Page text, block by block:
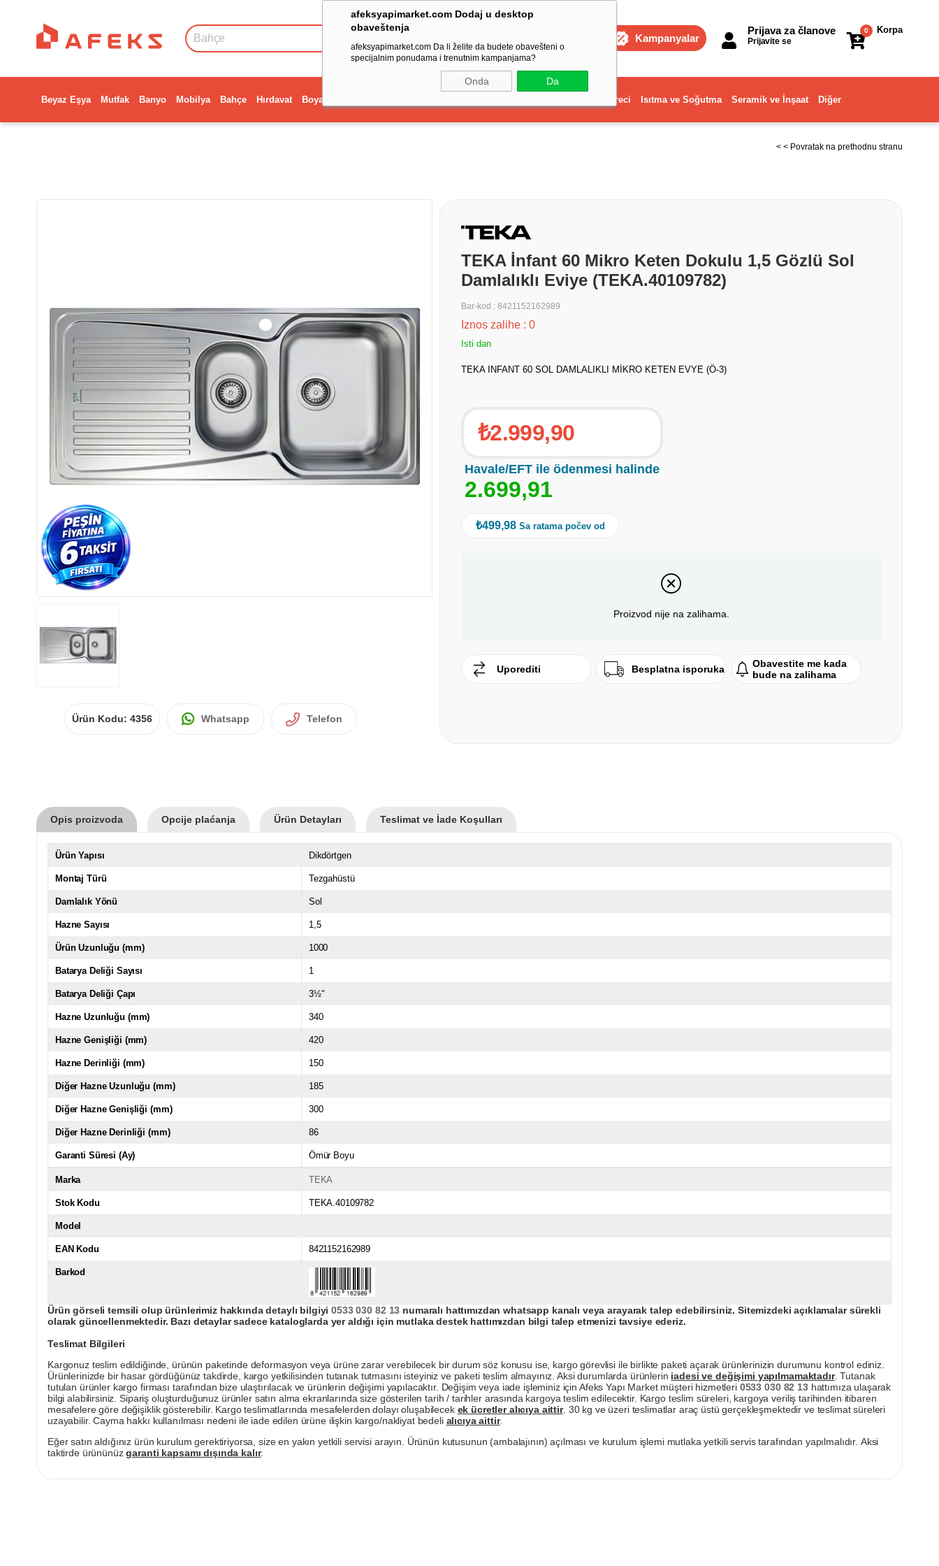
afeksyapimarket.com Dodaj u desktop
obaveštenja
afeksyapimarket.com Da li želite da budete obavešteni o
specijalnim ponudama i trenutnim kampanjama?
Onda Da
Kampanyalar
Korpa
0
Prijava za članove
Prijavite se
Beyaz Eşya Mutfak Banyo Mobilya Bahçe Hırdavat Boya Dekorasyon ve Ev Gereci Isıtma ve Soğutma Seramik ve İnşaat Diğer
< < Povratak na prethodnu stranu
Ürün Kodu: 4356 Whatsapp Telefon
TEKA İnfant 60 Mikro Keten Dokulu 1,5 Gözlü Sol
Damlalıklı Eviye (TEKA.40109782)
Bar-kod : 8421152162989
Iznos zalihe : 0
Isti dan
TEKA INFANT 60 SOL DAMLALIKLI MİKRO KETEN EVYE (Ö-3)
₺2.999,90
Havale/EFT ile ödenmesi halinde
2.699,91
₺499,98 Sa ratama počev od
Proizvod nije na zalihama.
Uporediti Besplatna isporuka
Obavestite me kada
bude na zalihama
Opis proizvoda Opcije plaćanja Ürün Detayları Teslimat ve İade Koşulları
Ürün Yapısı Dikdörtgen
Montaj Türü Tezgahüstü
Damlalık Yönü Sol
Hazne Sayısı 1,5
Ürün Uzunluğu (mm) 1000
Batarya Deliği Sayısı 1
Batarya Deliği Çapı 3½"
Hazne Uzunluğu (mm) 340
Hazne Genişliği (mm) 420
Hazne Derinliği (mm) 150
Diğer Hazne Uzunluğu (mm) 185
Diğer Hazne Genişliği (mm) 300
Diğer Hazne Derinliği (mm) 86
Garanti Süresi (Ay) Ömür Boyu
Marka TEKA
Stok Kodu TEKA.40109782
Model
EAN Kodu 8421152162989
Barkod
Ürün görseli temsili olup ürünlerimiz hakkında detaylı bilgiyi0533 030 82 13 numaralı hattımızdan whatsapp kanalı veya arayarak talep edebilirsiniz. Sitemizdeki açıklamalar sürekli
olarak güncellenmektedir. Bazı detaylar sadece kataloglarda yer aldığı için mutlaka destek hattımızdan bilgi talep etmenizi tavsiye ederiz.
Teslimat Bilgileri
Kargonuz teslim edildiğinde, ürünün paketinde deformasyon veya ürüne zarar verebilecek bir durum söz konusu ise, kargo görevlisi ile birlikte paketi açarak ürünlerinizin durumunu kontrol ediniz.
Ürünlerinizde bir hasar gördüğünüz takdirde, kargo yetkilisinden tutanak tutmasını isteyiniz ve paketi teslim almayınız. Aksi durumlarda ürünlerin iadesi ve değişimi yapılmamaktadır. Tutanak
tutulan ürünler kargo firması tarafından bize ulaştırılacak ve ürünlerin değişimi yapılacaktır. Değişim veya iade işleminiz için Afeks Yapı Market müşteri hizmetleri 0533 030 82 13hattımıza ulaşarak
bilgi alabilirsiniz. Sipariş oluşturduğunuz ürünler satın alma ekranlarında size gösterilen tarih / tarihler arasında kargoya teslim edilecektir. Kargo teslim süreleri, kargoya veriliş tarihinden itibaren
mesafelere göre değişiklik gösterebilir. Kargo teslimatlarında mesafelerden dolayı oluşabilecek ek ücretler alıcıya aittir. 30 kg ve üzeri teslimatlar araç üstü gerçekleşmektedir ve teslimat süreleri
uzayabilir. Cayma hakkı kullanılması nedeni ile iade edilen ürüne ilişkin kargo/nakliyat bedeli alıcıya aittir.
Eğer satın aldığınız ürün kurulum gerektiriyorsa, size en yakın yetkili servisi arayın. Ürünün kutusunun (ambalajının) açılması ve kurulum işlemi mutlaka yetkili servis tarafından yapılmalıdır. Aksi
taktirde ürününüzgaranti kapsamı dışında kalır.